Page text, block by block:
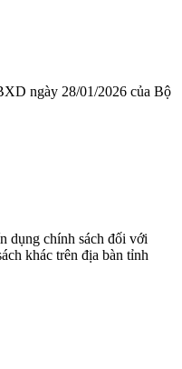
ngày 28/01/2026 của Bộ
dụng chính sách đối với
khác trên địa bàn tỉnh